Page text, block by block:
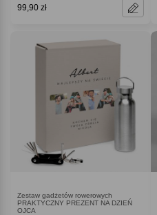
99,90 zł
Zestaw gadżetów rowerowych
PRAKTYCZNY PREZENT NA DZIEŃ
OJCA